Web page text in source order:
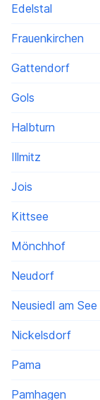
Edelstal
Frauenkirchen
Gattendorf
Gols
Halbturn
Illmitz
Jois
Kittsee
Mönchhof
Neudorf
Neusiedl am See
Nickelsdorf
Pama
Pamhagen